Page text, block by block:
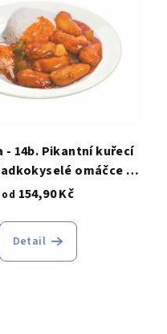
- 14b. Pikantní kuřecí
omáčce s
rýží
od 154,90 Kč
Detail